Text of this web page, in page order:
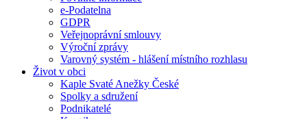
e-Podatelna
GDPR
Veřejnoprávní smlouvy
Výroční zprávy
Varovný systém - hlášení místního rozhlasu
Život v obci
Kaple Svaté Anežky České
Spolky a sdružení
Podnikatelé